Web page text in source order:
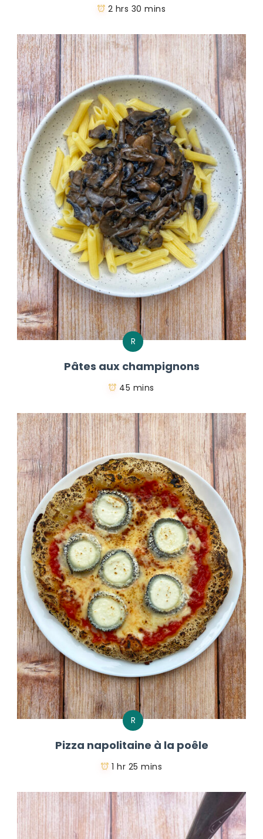
2 hrs 30 mins
R
Pâtes aux champignons
45 mins
R
Pizza napolitaine à la poêle
1 hr 25 mins